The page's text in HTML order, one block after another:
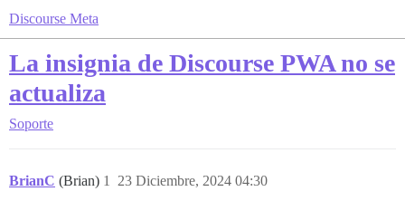
Discourse Meta
La insignia de Discourse PWA no se
actualiza
Soporte
BrianC (Brian) 23 Diciembre, 2024 04:30
1